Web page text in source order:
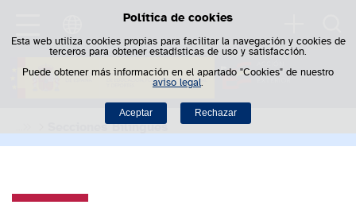
Política de cookies
Esta web utiliza cookies propias para facilitar la navegación y cookies de
terceros para obtener estadísticas de uso y satisfacción.
Puede obtener más información en el apartado "Cookies" de nuestro
aviso legal
Aceptar Rechazar
Saltar al contenido
Secciones Bilingües